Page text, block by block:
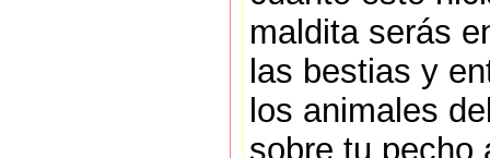
maldita serás
las bestias y
los animales
sobre tu pecho